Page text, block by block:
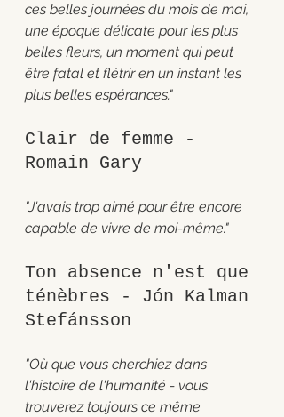
ces belles journées du mois de mai,
une époque délicate pour les plus
belles fleurs, un moment qui peut
être fatal et flétrir en un instant les
plus belles espérances."
Clair de femme -
Romain Gary
"J'avais trop aimé pour être encore
capable de vivre de moi-même."
Ton absence n'est que
ténèbres - Jón Kalman
Stefánsson
"Où que vous cherchiez dans
l'histoire de l'humanité - vous
trouverez toujours ce même